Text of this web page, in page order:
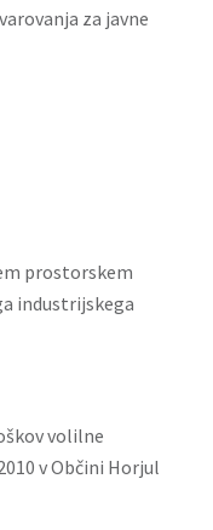
za javne
prostorskem
industrijskega
volilne
v Občini Horjul